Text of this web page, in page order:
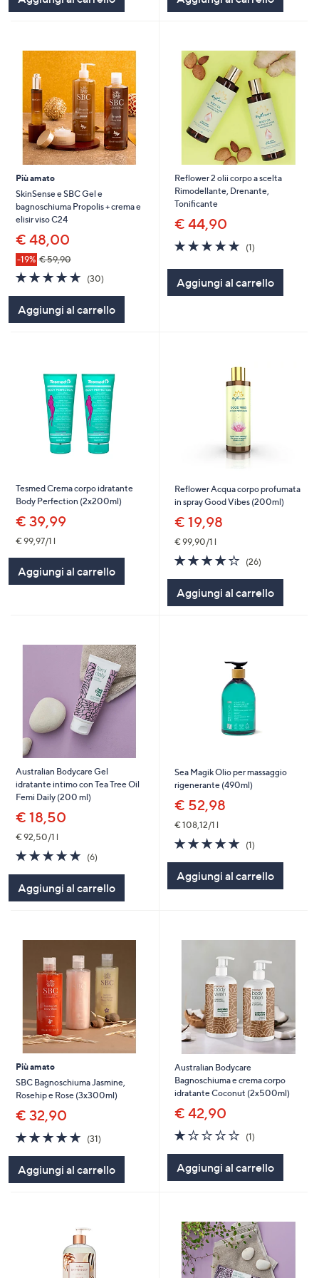
Più amato
SkinSense e SBC Gel e
bagnoschiuma Propolis + crema e
elisir viso C24
€ 48,00
-19% € 59,90
4.6
of
5
Stars
(30)
Aggiungi al carrello
Reflower 2 olii corpo a scelta
Rimodellante, Drenante,
Tonificante
€ 44,90
5.0
of
5
Stars
(1)1
Aggiungi al carrello
Tesmed Crema corpo idratante
Body Perfection (2x200ml)
€ 39,99
€ 99,97/1 l
Aggiungi al carrello
Reflower Acqua corpo profumata
in spray Good Vibes (200ml)
€ 19,98
€ 99,90/1 l
4.2
of
5
Stars
(26)
Aggiungi al carrello
Australian Bodycare Gel
idratante intimo con Tea Tree Oil
Femi Daily (200 ml)
€ 18,50
€ 92,50/1 l
5.0
of
5
Stars
(6)
Aggiungi al carrello
Sea Magik Olio per massaggio
rigenerante (490ml)
€ 52,98
€ 108,12/1 l
5.0
of
5
Stars
(1)
Aggiungi al carrello
Più amato
SBC Bagnoschiuma Jasmine,
Rosehip e Rose (3x300ml)
€ 32,90
4.6
of
Stars
(31)
Aggiungi al carrello
Australian Bodycare
Bagnoschiuma e crema corpo
idratante Coconut (2x500ml)
€ 42,90
1.0
of
5
Stars
(1)
Aggiungi al carrello